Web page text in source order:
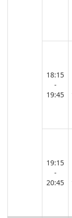
18:15
-
19:45
19:15
-
20:45